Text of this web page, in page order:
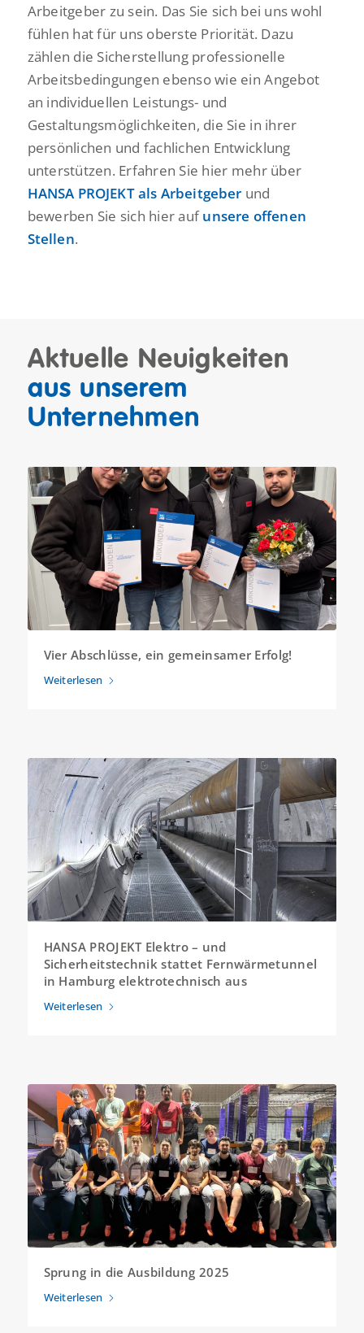
Arbeitgeber zu sein. Das Sie sich bei uns wohl
fühlen hat für uns oberste Priorität. Dazu
zählen die Sicherstellung professionelle
Arbeitsbedingungen ebenso wie ein Angebot
an individuellen Leistungs- und
Gestaltungsmöglichkeiten, die Sie in ihrer
persönlichen und fachlichen Entwicklung
unterstützen. Erfahren Sie hier mehr über
HANSA PROJEKT als Arbeitgeber und
bewerben Sie sich hier aufunsere offenen
Stellen.
Aktuelle Neuigkeiten
aus unserem
Unternehmen
Vier Abschlüsse, ein gemeinsamer Erfolg!
Weiterlesen
HANSA PROJEKT Elektro – und
Sicherheitstechnik stattet Fernwärmetunnel
in Hamburg elektrotechnisch aus
Weiterlesen
Sprung in die Ausbildung 2025
Weiterlesen